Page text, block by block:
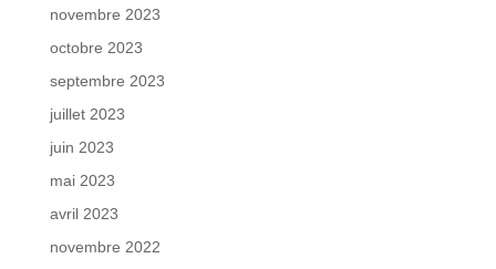
novembre 2023
octobre 2023
septembre 2023
juillet 2023
juin 2023
mai 2023
avril 2023
novembre 2022